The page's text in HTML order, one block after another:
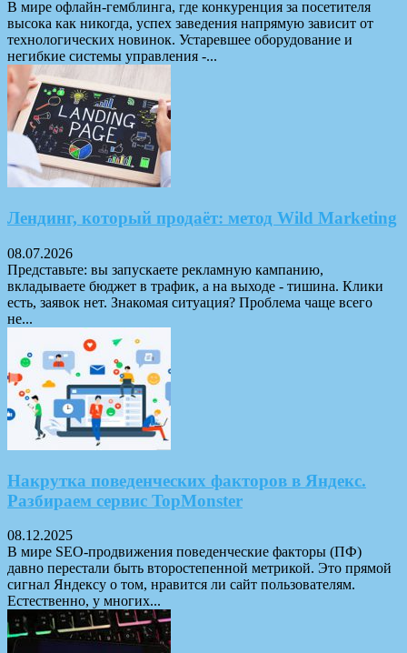
В мире офлайн-гемблинга, где конкуренция за посетителя
высока как никогда, успех заведения напрямую зависит от
технологических новинок. Устаревшее оборудование и
негибкие системы управления -...
Лендинг, который продаёт: метод Wild Marketing
08.07.2026
Представьте: вы запускаете рекламную кампанию,
вкладываете бюджет в трафик, а на выходе - тишина. Клики
есть, заявок нет. Знакомая ситуация? Проблема чаще всего
не...
Накрутка поведенческих факторов в Яндекс.
Разбираем сервис TopMonster
08.12.2025
В мире SEO-продвижения поведенческие факторы (ПФ)
давно перестали быть второстепенной метрикой. Это прямой
сигнал Яндексу о том, нравится ли сайт пользователям.
Естественно, у многих...